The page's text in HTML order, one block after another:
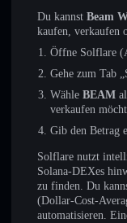
Du kannst Beam
kaufen, verkaufen
Öffne Solflare
Gehe zum Tab
Wähle BEAM
verkaufen
Gib den Betrag
Solflare nutzt
Solana-DEXes
zu finden. Du
(Dollar-Cost-
automatisieren.